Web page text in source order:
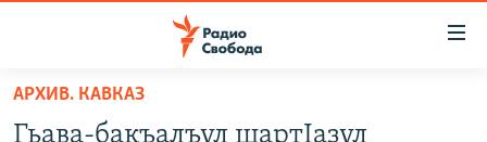
упрощенного
доступа
ПРОГРАММЫ
АРХИВ. КАВКАЗ
Гьава-бакъалъул шартIазул